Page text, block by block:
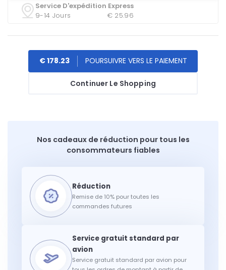
Service D'expédition Express
9-14 Jours
€ 25.96
Continuer Le Shopping
€ 178.23
Nos cadeaux de réduction pour tous les
consommateurs fiables
Remise de 10% pour toutes les
commandes futures
Service gratuit standard par avion pour